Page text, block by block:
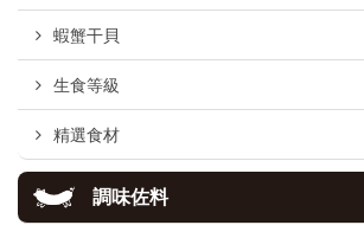
蝦蟹干貝
生食等級
精選食材
調味佐料